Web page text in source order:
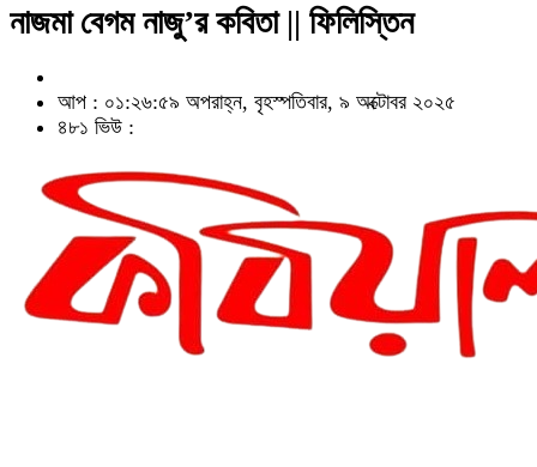
নাজমা বেগম নাজু’র কবিতা || ফিলিস্তিন
আপ : ০১:২৬:৫৯ অপরাহ্ন, বৃহস্পতিবার, ৯ অক্টোবর ২০২৫
৪৮১ ভিউ :